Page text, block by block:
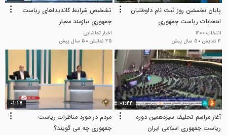
پایان نخستین روز ثبت نام داوطلبان
انتخابات ریاست جمهوری
انتخاب 1400
3 نمایش
5 سال پیش
تشخیص شرایط کاندیداهای ریاست
جمهوری نیازمند معیار
اخبار تماشایی
35 نمایش
5 سال پیش
01:22
آغاز مراسم تحلیف سیزدهمین دوره
ریاست جمهوری اسلامی ایران
01:17
مردم در مورد مناظرات ریاست
جمهوری چه می گویند؟